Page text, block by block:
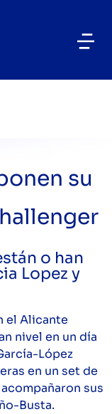
su
o han
Lopez y
el Alicante
nivel en un día
López
en un set de
sus
Busta.